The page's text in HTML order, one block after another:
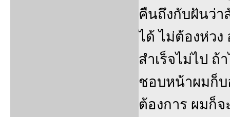
คืนถึงกับฝันว่า
ได้ ไม่ต้องห่วง
สำเร็จไม่ไป ถ้
ชอบหน้าผมก็บ
ต้องการ ผมก็